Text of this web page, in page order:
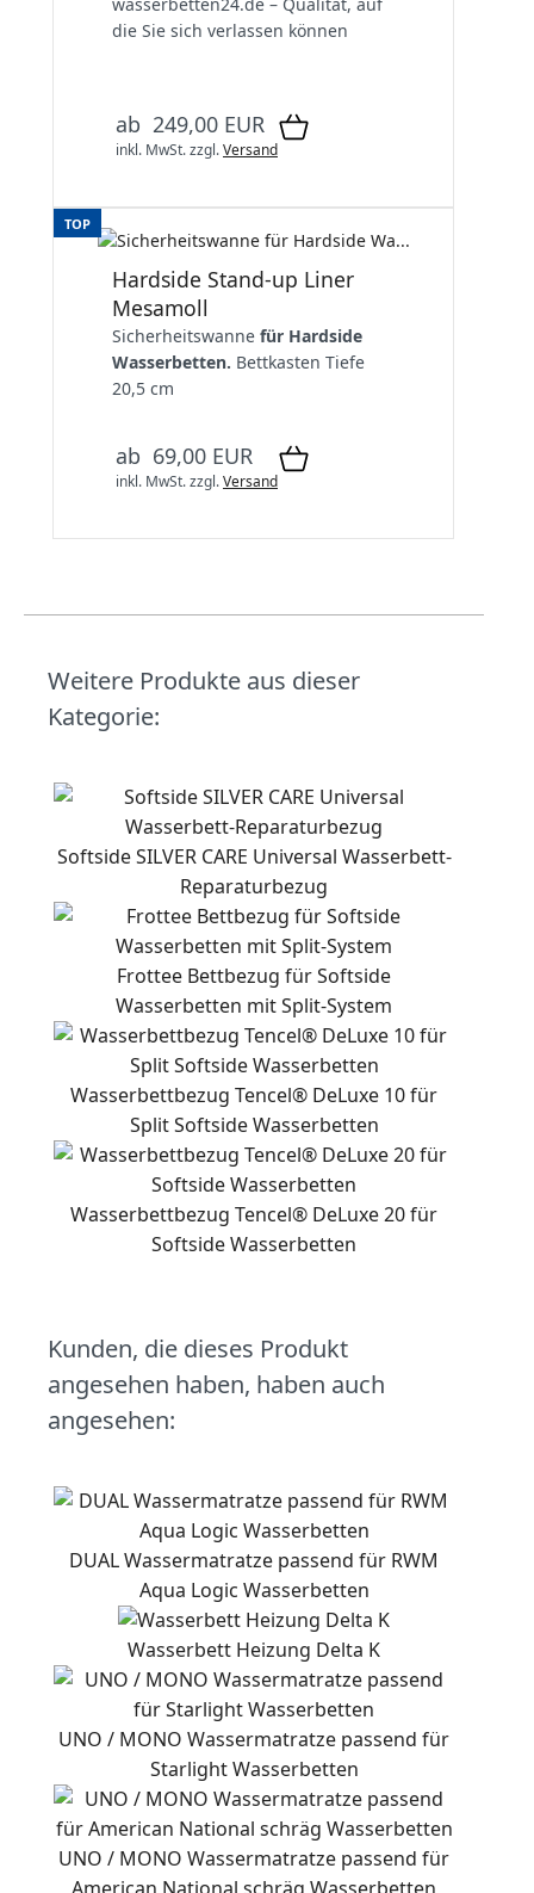
die Sie sich verlassen können
ab 249,00 EUR
inkl. MwSt.zzgl.Versand
TOP
Hardside Stand-up Liner
Mesamoll
Sicherheitswanne für Hardside
Wasserbetten. Bettkasten Tiefe
20,5 cm
ab 69,00 EUR
inkl. MwSt.zzgl.Versand
Weitere Produkte aus dieser
Kategorie:
Softside SILVER CARE Universal Wasserbett-
Reparaturbezug
Frottee Bettbezug für Softside
Wasserbetten mit Split-System
Wasserbettbezug Tencel® DeLuxe 10 für
Split Softside Wasserbetten
Wasserbettbezug Tencel® DeLuxe 20 für
Softside Wasserbetten
Kunden, die dieses Produkt
angesehen haben, haben auch
angesehen:
DUAL Wassermatratze passend für RWM
Aqua Logic Wasserbetten
Wasserbett Heizung Delta K
UNO / MONO Wassermatratze passend für
Starlight Wasserbetten
UNO / MONO Wassermatratze passend für